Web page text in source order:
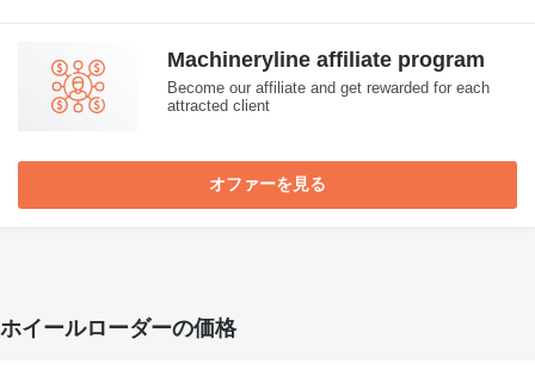
Machineryline affiliate program
Become our affiliate and get rewarded for each
attracted client
オファーを見る
ホイールローダーの価格